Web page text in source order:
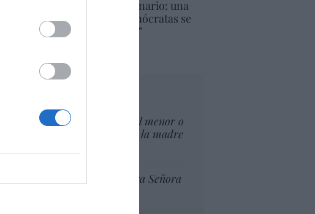
EEUU. Inquietante escenario: una
tercera parte de los demócratas se
define como “socialista”
Artículos anteriores
¿El Superior interés el menor o
el superior interés de la madre
Ceuta celebra Nuestra Señora